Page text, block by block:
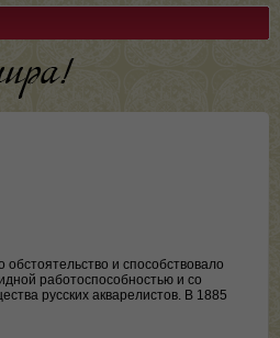
и способствовало
работоспособностью и со
русских акварелистов. В 1885